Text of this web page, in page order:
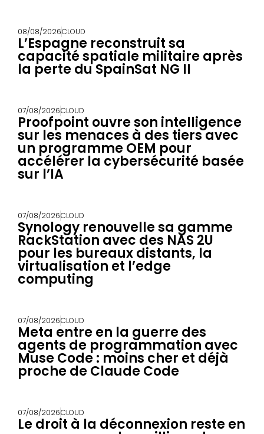
08/08/2026CLOUD
L’Espagne reconstruit sa
capacité spatiale militaire après
la perte du SpainSat NG II
07/08/2026CLOUD
Proofpoint ouvre son intelligence
sur les menaces à des tiers avec
un programme OEM pour
accélérer la cybersécurité basée
sur l’IA
07/08/2026CLOUD
Synology renouvelle sa gamme
RackStation avec des NAS 2U
pour les bureaux distants, la
virtualisation et l’edge
computing
07/08/2026CLOUD
Meta entre en la guerre des
agents de programmation avec
Muse Code : moins cher et déjà
proche de Claude Code
07/08/2026CLOUD
Le droit à la déconnexion reste en